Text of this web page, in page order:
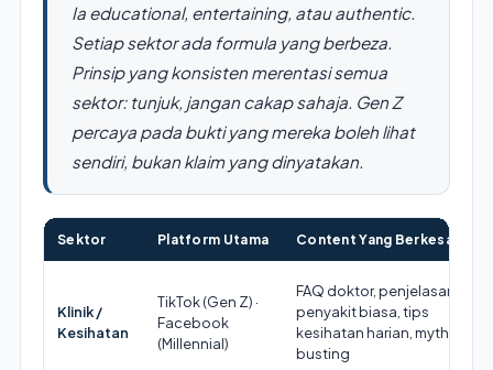
Ia educational, entertaining, atau authentic.
Setiap sektor ada formula yang berbeza.
Prinsip yang konsisten merentasi semua
sektor: tunjuk, jangan cakap sahaja. Gen Z
percaya pada bukti yang mereka boleh lihat
sendiri, bukan klaim yang dinyatakan.
Sektor Platform Utama Content Yang Berkesan
Klinik /
Kesihatan
TikTok (Gen Z) ·
Facebook
(Millennial)
FAQ doktor, penjelasan
penyakit biasa, tips
kesihatan harian, myth-
busting